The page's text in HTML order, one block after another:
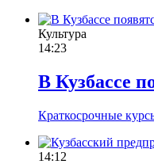
Культура
14:23
В Кузбассе
Краткосрочные
14:12